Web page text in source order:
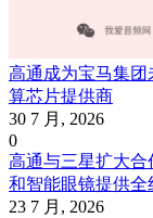
高通成为宝马集
算芯片提供商
30 7 月, 2026
0
高通与三星扩大合
和智能眼镜提供全
23 7 月, 2026